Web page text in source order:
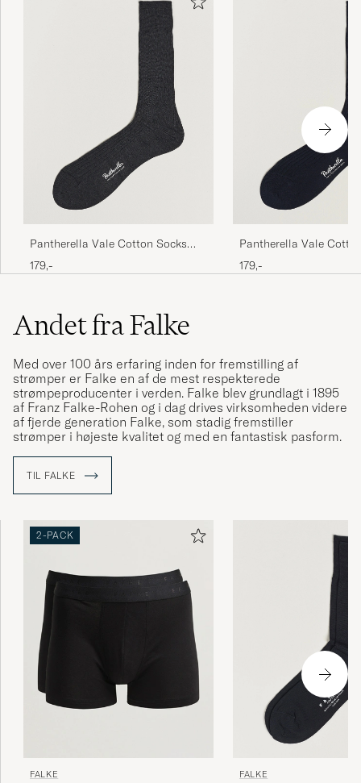
Sidder godt og er superbehagelige at have på.
KØBTE PÅ CAREOFCARL.DK
Pantherella Vale Cotton Socks
Dark Grey
179,-
Pantherella Vale
Navy
179,-
Andet fra Falke
Med over 100 års erfaring inden for fremstilling af
strømper er Falke en af de mest respekterede
strømpeproducenter i verden. Falke blev grundlagt i 1895
af Franz Falke-Rohen og i dag drives virksomheden videre
af fjerde generation Falke, som stadig fremstiller
strømper i højeste kvalitet og med en fantastisk pasform.
TIL FALKE
2-PACK
FALKE FALKE